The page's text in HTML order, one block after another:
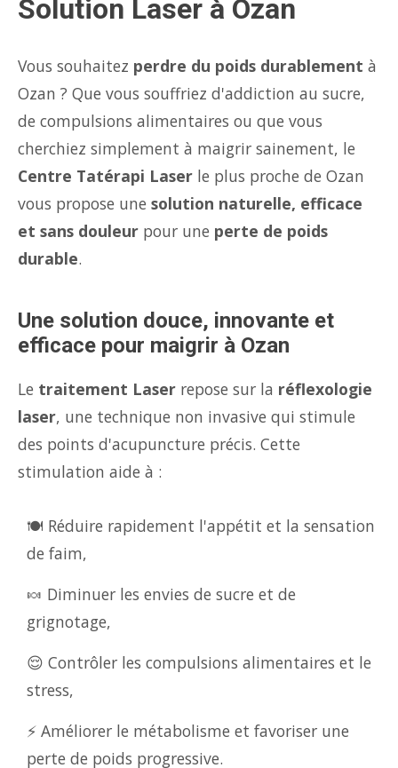
Solution Laser à Ozan
Vous souhaitez perdre du poids durablement à
Ozan ? Que vous souffriez d'addiction au sucre,
de compulsions alimentaires ou que vous
cherchiez simplement à maigrir sainement, le
Centre Tatérapi Laser le plus proche de Ozan
vous propose une solution naturelle, efficace
et sans douleur pour une perte de poids
durable.
Une solution douce, innovante et
efficace pour maigrir à Ozan
Le traitement Laser repose sur la réflexologie
laser, une technique non invasive qui stimule
des points d'acupuncture précis. Cette
stimulation aide à :
🍽️ Réduire rapidement l'appétit et la sensation
de faim,
🍬 Diminuer les envies de sucre et de
grignotage,
😌 Contrôler les compulsions alimentaires et le
stress,
⚡ Améliorer le métabolisme et favoriser une
perte de poids progressive.